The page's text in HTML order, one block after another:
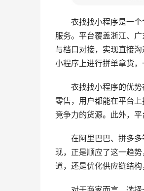
衣找找小程序是一
服务。平台覆盖浙江、
与档口对接，实现直接
小程序上进行拼单拿货，
衣找找小程序的优
零售，用户都能在平台
竞争力的货源。此外，
在阿里巴巴、拼多
现，正是顺应了这一趋
道，还是优化供应链结构